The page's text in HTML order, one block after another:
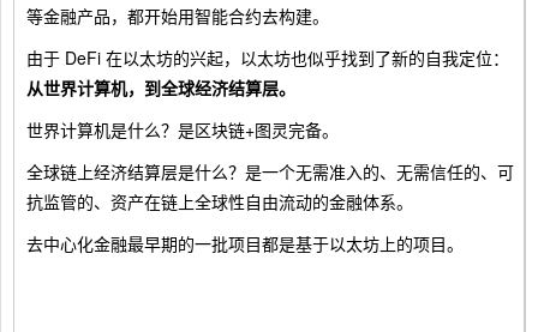
等金融产品，都开始用智能合约去构建。
由于 DeFi 在以太坊的兴起，以太坊也似乎找到了新的自我定位：
从世界计算机，到全球经济结算层。
世界计算机是什么？是区块链+图灵完备。
全球链上经济结算层是什么？是一个无需准入的、无需信任的、可
抗监管的、资产在链上全球性自由流动的金融体系。
去中心化金融最早期的一批项目都是基于以太坊上的项目。